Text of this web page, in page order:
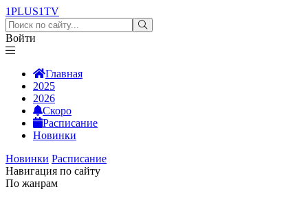
1PLUS1TV
Войти
Главная
2025
2026
Скоро
Расписание
Новинки
Новинки Расписание
Навигация по сайту
По жанрам